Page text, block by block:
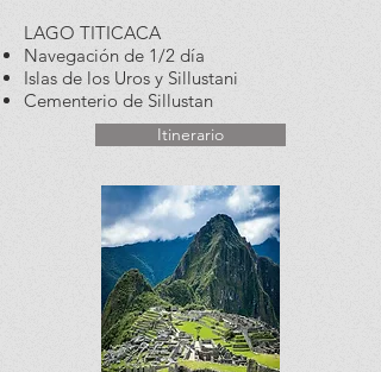
LAGO TITICACA
Navegación de 1/2 día
Islas de los Uros y Sillustani
Cementerio de Sillustan
Itinerario